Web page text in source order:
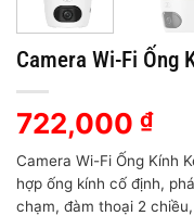
Camera Wi-Fi Ống
722,000 ₫
Camera Wi-Fi Ống Kính
hợp ống kính cố định,
chạm, đàm thoại 2